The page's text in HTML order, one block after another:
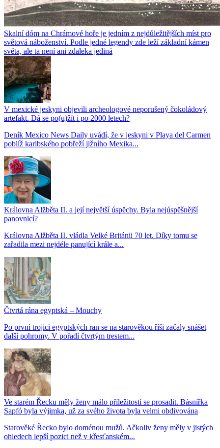
Skalní dóm na Chrámové hoře je jedním z nejdůležitějších míst pro
světová náboženství. Podle jedné legendy zde leží základní kámen
světa, ale ta není ani zdaleka jediná
V mexické jeskyni objevili archeologové neporušený čokoládový
artefakt. Dá se po(u)žít i po 2000 letech?
Deník Mexico News Daily uvádí, že v jeskyni v Playa del Carmen
poblíž karibského pobřeží jižního Mexika...
Královna Alžběta II. a její největší úspěchy. Byla nejúspěšnější
panovnicí?
Královna Alžběta II. vládla Velké Británii 70 let. Díky tomu se
zařadila mezi nejdéle panující krále a...
Čtvrtá rána egyptská – Mouchy
Po první trojici egyptských ran se na starověkou říši začaly snášet
další pohromy. V pořadí čtvrtým trestem...
Ve starém Řecku měly ženy málo příležitostí se prosadit. Básnířka
Sapfó byla výjimka, už za svého života byla velmi obdivována
Starověké Řecko bylo doménou mužů. Ačkoliv ženy měly v jistých
ohledech lepší pozici než v křesťanském...